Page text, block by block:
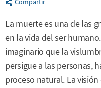
La muerte es una de las
en la vida del ser
imaginario que la
persigue a las personas,
proceso natural. La